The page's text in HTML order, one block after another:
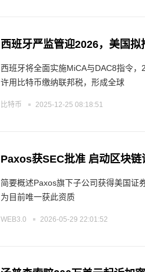
西班牙严监管迎2026，美国
西班牙将全面实施MiCA与DAC8指令
许用比特币缴纳联邦税，形成全球
比特币 2025-12-25 08:18:51
Paxos获SEC批准 启动区块链
简要概述Paxos旗下子公司获得美国证
为目前唯一获此资质
WEB3.0 2026-05-29 22:01:52